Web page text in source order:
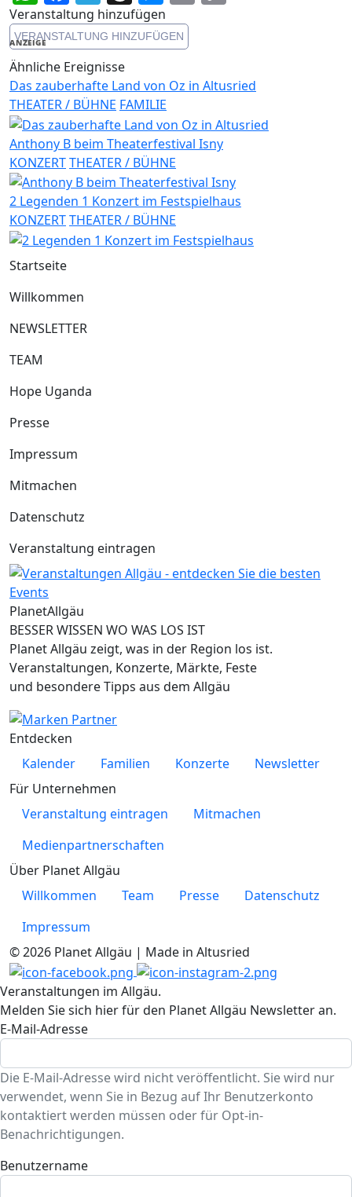
Veranstaltung hinzufügen
VERANSTALTUNG HINZUFÜGEN
ANZEIGE
Ähnliche Ereignisse
Das zauberhafte Land von Oz in Altusried
THEATER / BÜHNE FAMILIE
Anthony B beim Theaterfestival Isny
KONZERTTHEATER / BÜHNE
2 Legenden 1 Konzert im Festspielhaus
KONZERTTHEATER / BÜHNE
Startseite
Willkommen
NEWSLETTER
TEAM
Hope Uganda
Presse
Impressum
Mitmachen
Datenschutz
Veranstaltung eintragen
PlanetAllgäu
BESSER WISSEN WO WAS LOS IST
Planet Allgäu zeigt, was in der Region los ist.
Veranstaltungen, Konzerte, Märkte, Feste
und besondere Tipps aus dem Allgäu
Entdecken
Kalender
Familien Konzerte
Newsletter
Für Unternehmen
Veranstaltung eintragen
Mitmachen
Medienpartnerschaften
Über Planet Allgäu
Willkommen
Team Presse
Datenschutz
Impressum
© 2026 Planet Allgäu | Made in Altusried
Veranstaltungen im Allgäu.
Melden Sie sich hier für den Planet Allgäu Newsletter an.
E-Mail-Adresse
Die E-Mail-Adresse wird nicht veröffentlicht. Sie wird nur
verwendet, wenn Sie in Bezug auf Ihr Benutzerkonto
kontaktiert werden müssen oder für Opt-in-
Benachrichtigungen.
Benutzername